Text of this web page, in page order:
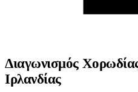
Διαγωνισμός
Ιρλανδίας